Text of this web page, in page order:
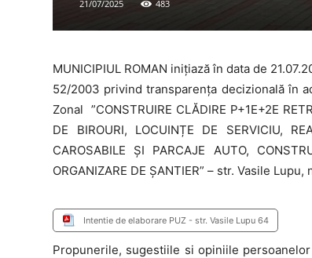
21/07/2025 483
MUNICIPIUL ROMAN inițiază în data de
52/2003 privind transparența decizională în
Zonal”CONSTRUIRE CLĂDIRE P+1E+2E
DE BIROURI, LOCUINȚE DE SERVICIU,
CAROSABILE ȘI PARCAJE AUTO,
ORGANIZARE DE ȘANTIER” – str. Vasile Lupu,
Intentie de elaborare PUZ - str. Vasile Lupu 64
Propunerile, sugestiile si opiniile